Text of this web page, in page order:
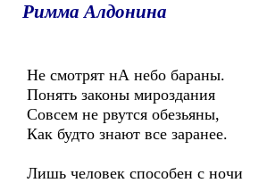
Римма Алдонина
Не смотрят нА небо бараны.
Понять законы мироздания
Совсем не рвутся обезьяны,
Как будто знают все заранее.
Лишь человек способен с ночи